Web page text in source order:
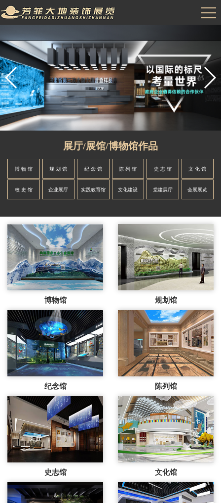
展厅/展馆/博物馆作品
博 物 馆 规 划 馆 纪 念 馆 陈 列 馆 史 志 馆 文 化 馆
校 史 馆 企业展厅 实践教育馆 文化建设 党建展厅 会展展览
博物馆 规划馆
纪念馆 陈列馆
史志馆 文化馆